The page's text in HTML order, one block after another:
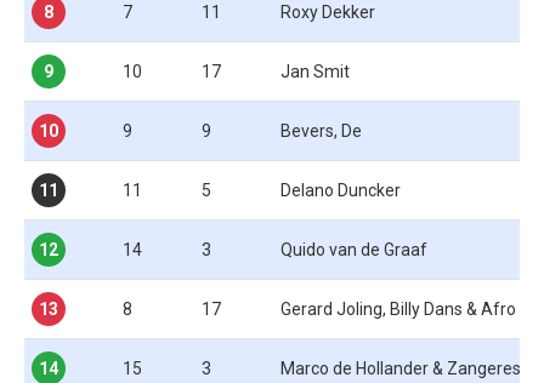
8 7 11 Roxy Dekker
9 10 17 Jan Smit
10 9 9 Bevers, De
11 11 5 Delano Duncker
12 14 3 Quido van de Graaf
13 8 17 Gerard Joling, Billy Dans & Afro
14 15 3 Marco de Hollander & Zangeres